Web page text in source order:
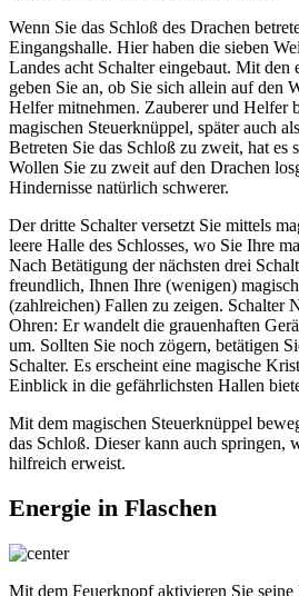
Wenn Sie das Schloß des Drachen
Eingangshalle. Hier haben die sieben
Landes acht Schalter eingebaut. Mit den
geben Sie an, ob Sie sich allein auf den
Helfer mitnehmen. Zauberer und Helfer
magischen Steuerknüppel, später auch
Betreten Sie das Schloß zu zweit, hat es
Wollen Sie zu zweit auf den Drachen
Hindernisse natürlich schwerer.
Der dritte Schalter versetzt Sie mittels
leere Halle des Schlosses, wo Sie Ihre
Nach Betätigung der nächsten drei
freundlich, Ihnen Ihre (wenigen)
(zahlreichen) Fallen zu zeigen. Schalter
Ohren: Er wandelt die grauenhaften
um. Sollten Sie noch zögern, betätigen
Schalter. Es erscheint eine magische
Einblick in die gefährlichsten Hallen
Mit dem magischen Steuerknüppel
das Schloß. Dieser kann auch springen,
hilfreich erweist.
Energie in Flaschen
Mit dem Feuerknopf aktivieren Sie seine